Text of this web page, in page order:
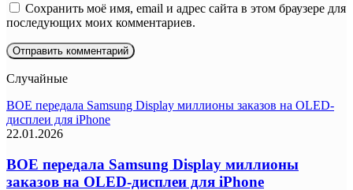
Сохранить моё имя, email и адрес сайта в этом браузере для
последующих моих комментариев.
Случайные
BOE передала Samsung Display миллионы заказов на OLED-
дисплеи для iPhone
22.01.2026
BOE передала Samsung Display миллионы
заказов на OLED-дисплеи для iPhone